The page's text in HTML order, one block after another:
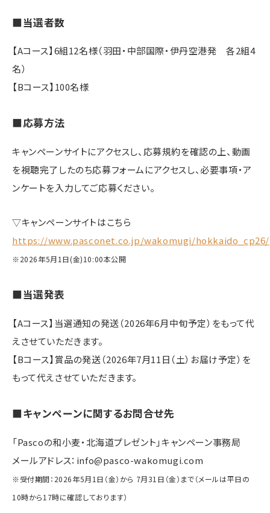
■当選者数
【Aコース】6組12名様（羽田・中部国際・伊丹空港発 各2組4
名）
【Bコース】100名様
■応募方法
キャンペーンサイトにアクセスし、応募規約を確認の上、動画
を視聴完了したのち応募フォームにアクセスし、必要事項・ア
ンケートを入力してご応募ください。
▽キャンペーンサイトはこちら
https://www.pasconet.co.jp/wakomugi/hokkaido_cp26/
※2026年5月1日(金)10:00本公開
■当選発表
【Aコース】当選通知の発送（2026年6月中旬予定）をもって代
えさせていただきます。
【Bコース】賞品の発送（2026年7月11日（土）お届け予定）を
もって代えさせていただきます。
■キャンペーンに関するお問合せ先
「Pascoの和小麦・北海道プレゼント」キャンペーン事務局
メールアドレス：info@pasco-wakomugi.com
※受付期間：2026年5月1日（金）から 7月31日（金）まで（メールは平日の
10時から17時に確認しております）